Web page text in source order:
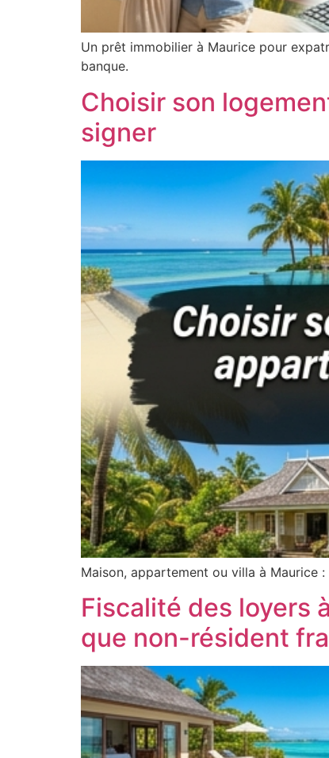
Un prêt immobilier à Maurice pour
banque.
Choisir son
signer
Maison, appartement ou villa à Maurice
Fiscalité des loyers
que non-résident